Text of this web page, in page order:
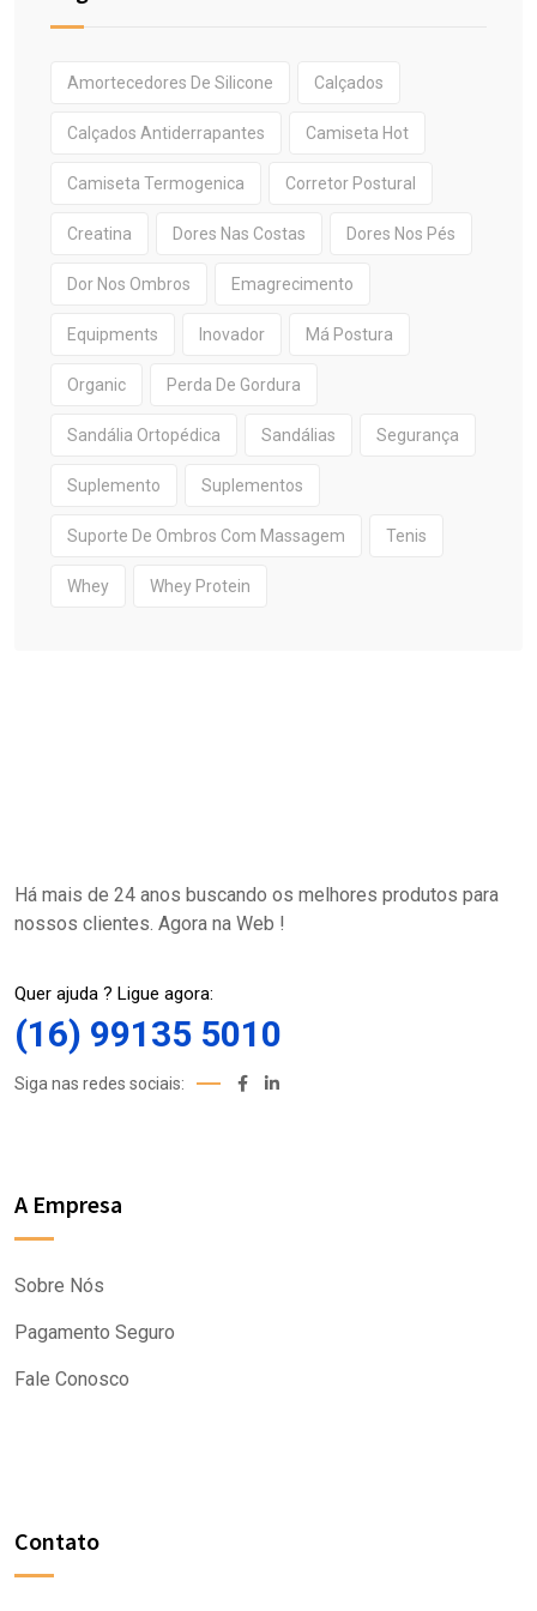
Amortecedores De Silicone Calçados
Calçados Antiderrapantes Camiseta Hot
Camiseta Termogenica Corretor Postural
Creatina Dores Nas Costas Dores Nos Pés
Dor Nos Ombros Emagrecimento
Equipments Inovador Má Postura
Organic Perda De Gordura
Sandália Ortopédica Sandálias Segurança
Suplemento Suplementos
Suporte De Ombros Com Massagem Tenis
Whey Whey Protein
Há mais de 24 anos buscando os melhores produtos para
nossos clientes. Agora na Web !
Quer ajuda ? Ligue agora:
(16) 99135 5010
Siga nas redes sociais:
A Empresa
Sobre Nós
Pagamento Seguro
Fale Conosco
Contato